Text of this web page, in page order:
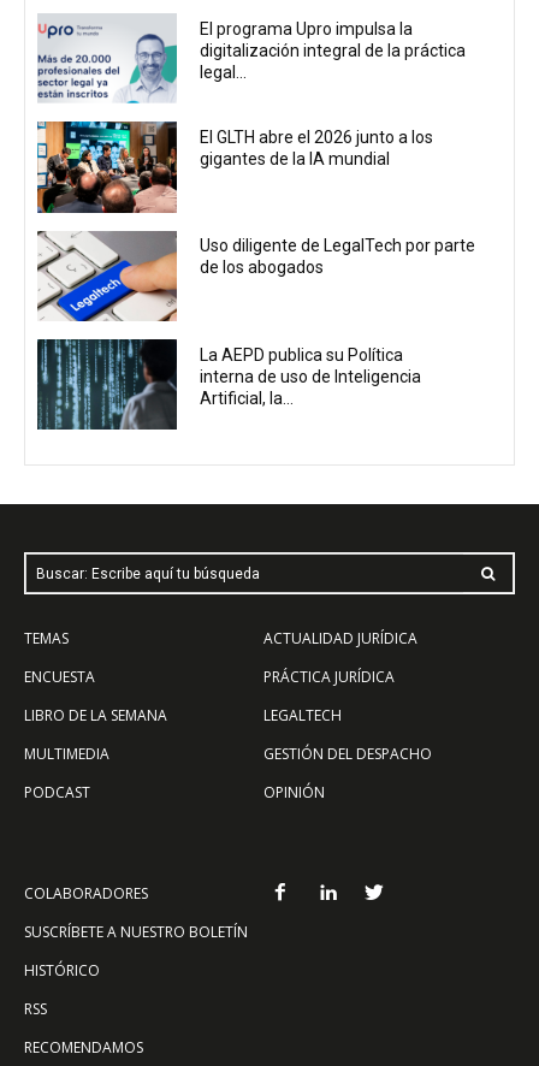
El programa Upro impulsa la
digitalización integral de la práctica
legal...
El GLTH abre el 2026 junto a los
gigantes de la IA mundial
Uso diligente de LegalTech por parte
de los abogados
La AEPD publica su Política
interna de uso de Inteligencia
Artificial, la...
Buscar: Escribe aquí tu búsqueda
TEMAS
ENCUESTA
LIBRO DE LA SEMANA
MULTIMEDIA
PODCAST
ACTUALIDAD JURÍDICA
PRÁCTICA JURÍDICA
LEGALTECH
GESTIÓN DEL DESPACHO
OPINIÓN
COLABORADORES
SUSCRÍBETE A NUESTRO BOLETÍN
HISTÓRICO
RSS
RECOMENDAMOS